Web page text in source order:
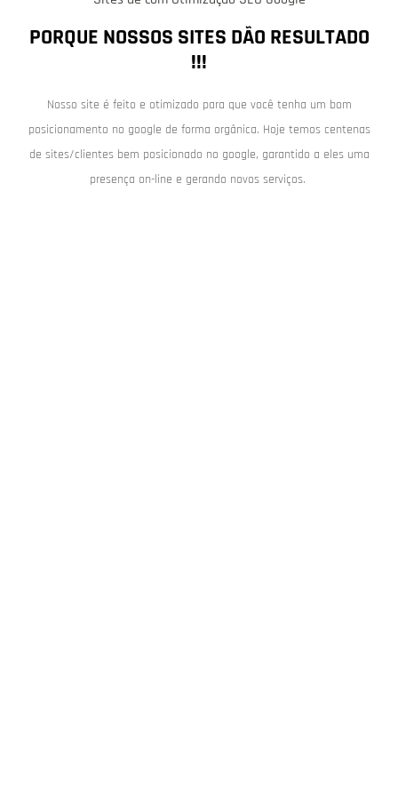
PORQUE NOSSOS SITES DÃO RESULTADO
!!!
Nosso site é feito e otimizado para que você tenha um bom
posicionamento no google de forma orgânica. Hoje temos centenas
de sites/clientes bem posicionado no google, garantido a eles uma
presença on-line e gerando novos serviços.